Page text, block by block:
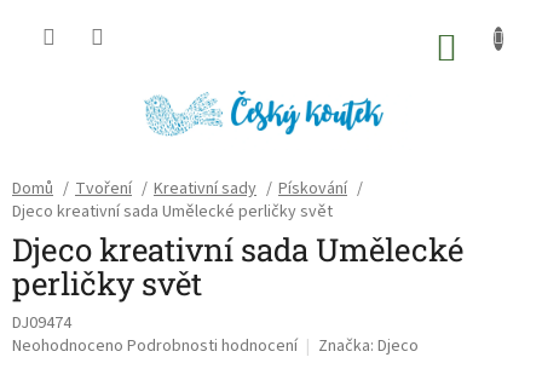
Domů / Tvoření / Kreativní sady / Pískování /
Djeco kreativní sada Umělecké perličky svět
Djeco kreativní sada Umělecké
perličky svět
DJ09474
Průměrné
Neohodnoceno Podrobnosti hodnocení Značka: Djeco